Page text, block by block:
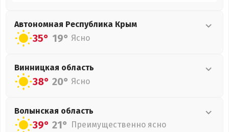
Автономная Республика Крым
35° 19° Ясно
Винницкая область
38° 20° Ясно
Волынская область
39° 21° Преимущественно ясно